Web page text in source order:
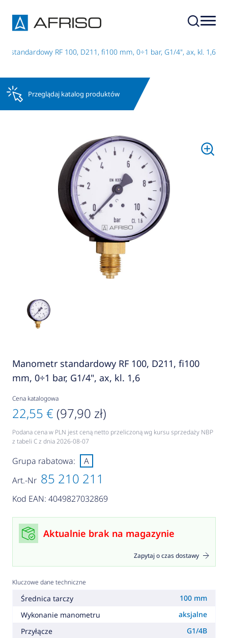
standardowy RF 100, D211, fi100 mm, 0÷1 bar, G1/4", ax, kl. 1,6
Przeglądaj katalog produktów
Manometr standardowy RF 100, D211, fi100
mm, 0÷1 bar, G1/4", ax, kl. 1,6
Cena katalogowa
22,55 € (97,90 zł)
Podana cena w PLN jest ceną netto przeliczoną wg kursu sprzedaży NBP
z tabeli C z dnia 2026-08-07
Art.-Nr 85 210 211
Kod EAN: 4049827032869
Grupa rabatowa: A
Aktualnie brak na magazynie
Zapytaj o czas dostawy
Kluczowe dane techniczne
Średnica tarczy
100 mm
Wykonanie manometru
aksjalne
Przyłącze
G1/4B